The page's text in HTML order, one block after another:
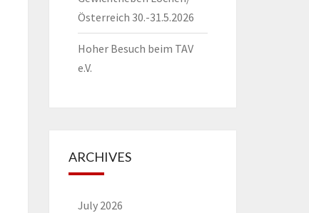
Österreich 30.-31.5.2026
Hoher Besuch beim TAV
e.V.
ARCHIVES
July 2026